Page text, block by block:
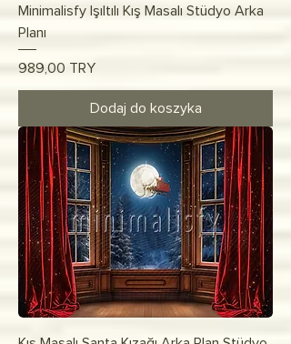
Minimalisfy Işıltılı Kış Masalı Stüdyo Arka
Planı
Cena
989,00 TRY
Dodaj do koszyka